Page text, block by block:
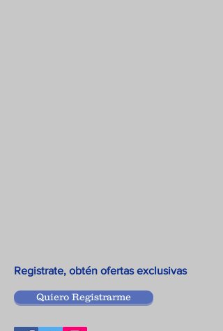
Registrate, obtén ofertas exclusivas
Quiero Registrarme